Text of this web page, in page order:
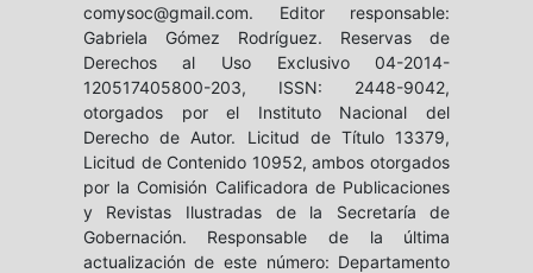
comysoc@gmail.com. Editor responsable:
Gabriela Gómez Rodríguez. Reservas de
Derechos al Uso Exclusivo 04-2014-
120517405800-203, ISSN: 2448-9042,
otorgados por el Instituto Nacional del
Derecho de Autor. Licitud de Título 13379,
Licitud de Contenido 10952, ambos otorgados
por la Comisión Calificadora de Publicaciones
y Revistas Ilustradas de la Secretaría de
Gobernación. Responsable de la última
actualización de este número: Departamento